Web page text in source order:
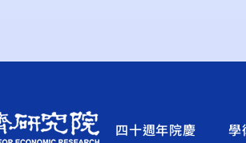
四十週年院慶 學